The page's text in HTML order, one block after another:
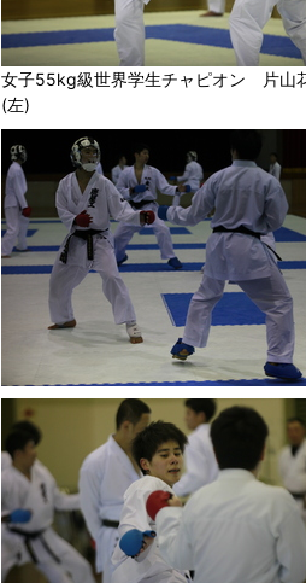
女子55kg級世界学生チャピオン 片山
(